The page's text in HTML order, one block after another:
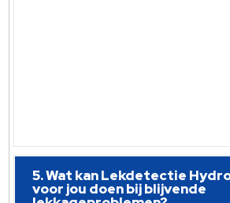
5. Wat kan Lekdetectie
voor jou doen bij blijvende